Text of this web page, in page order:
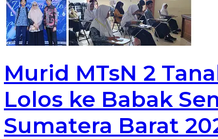
Murid MTsN 2
Lolos ke Babak
Sumatera Barat